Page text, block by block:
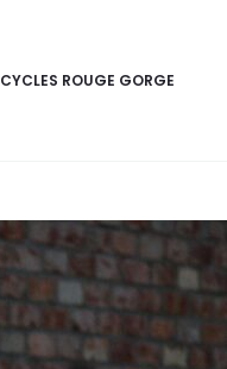
CYCLES ROUGE GORGE